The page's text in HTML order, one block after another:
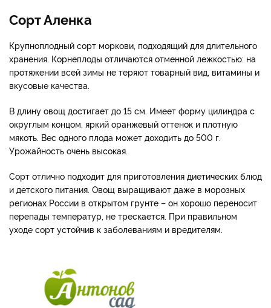
Сорт Аленка
Крупноплодный сорт моркови, подходящий для длительного
хранения. Корнеплоды отличаются отменной лежкостью: на
протяжении всей зимы не теряют товарный вид, витамины и
вкусовые качества.
В длину овощ достигает до 15 см. Имеет форму цилиндра с
округлым концом, яркий оранжевый оттенок и плотную
мякоть. Вес одного плода может доходить до 500 г.
Урожайность очень высокая.
Сорт отлично подходит для приготовления диетических блюд
и детского питания. Овощ выращивают даже в морозных
регионах России в открытом грунте – он хорошо переносит
перепады температур, не трескается. При правильном
уходе сорт устойчив к заболеваниям и вредителям.